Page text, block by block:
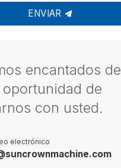
ENVIAR
encantados de
de
con usted.
electrónico